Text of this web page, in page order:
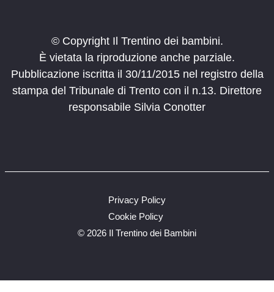
© Copyright Il Trentino dei bambini.
È vietata la riproduzione anche parziale.
Pubblicazione iscritta il 30/11/2015 nel registro della
stampa del Tribunale di Trento con il n.13. Direttore
responsabile Silvia Conotter
© 2026 Il Trentino dei Bambini
Privacy Policy
Cookie Policy